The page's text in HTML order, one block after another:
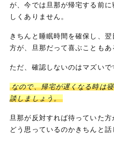
が、今では旦那が帰宅する前
しくありません。
きちんと睡眠時間を確保し、
方が、旦那だって喜ぶこともあ
ただ、確認しないのはマズいで
なので、帰宅が遅くなる時は
談しましょう。
旦那が反対すれば待っていた
どう思っているのかきちんと話